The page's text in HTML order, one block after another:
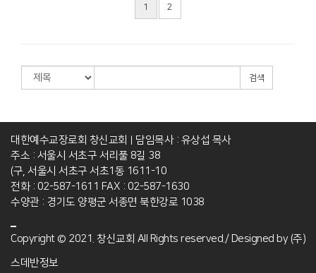
1 2
검색
대한예수교장로회 창신교회 | 담임목사 : 유상섭 목사
주소 : 서울시 서초구 서리풀 8길 38
(구, 서울시 서초구 서초1동 1611-10
전화 : 02-587-1611 FAX : 02-587-1630
수양관 : 경기도 양평군 서종면 북한강로 1038
Copyright © 2021. 창신교회 All Rights reserved./ Designed by (주)
스데반정보